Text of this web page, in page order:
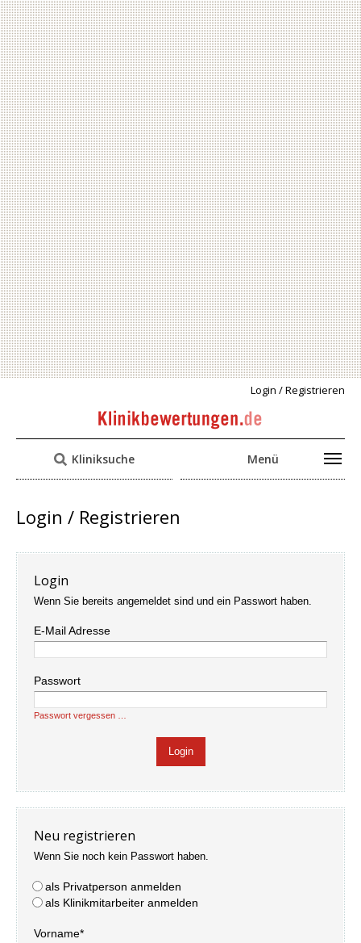
Login / Registrieren
Kliniksuche Menü
Login / Registrieren
Login
Wenn Sie bereits angemeldet sind und ein Passwort haben.
E-Mail Adresse
Passwort
Passwort vergessen …
Neu registrieren
Wenn Sie noch kein Passwort haben.
als Privatperson anmelden
als Klinikmitarbeiter anmelden
Vorname*